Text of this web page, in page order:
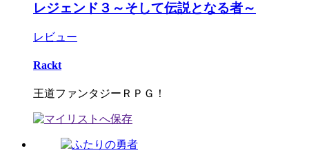
レジェンド３～そして伝説となる者～
レビュー
Rackt
王道ファンタジーＲＰＧ！